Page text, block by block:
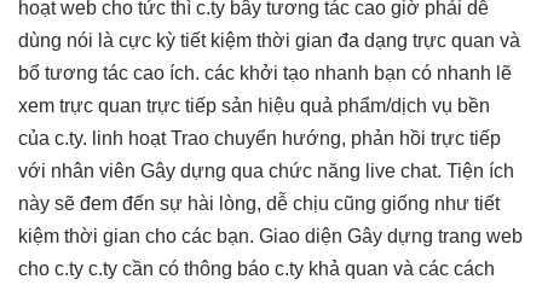
hoạtweb cho tức thì c.ty bây tương tác cao giờ phải dễ
dùng nói là cực kỳ tiết kiệm thời gian đa dạng trực quan và
bổ tương tác cao ích. các khởi tạo nhanh bạn có nhanh lẽ
xem trực quan trực tiếp sản hiệu quả phẩm/dịch vụ bền
của c.ty. linh hoạtTrao chuyển hướng, phản hồi trực tiếp
với nhân viên Gây dựng qua chức năng live chat. Tiện ích
này sẽ đem đến sự hài lòng, dễ chịu cũng giống như tiết
kiệm thời gian cho các bạn. Giao diện Gây dựng trang web
cho c.ty c.ty cần có thông báo c.ty khả quan và các cách